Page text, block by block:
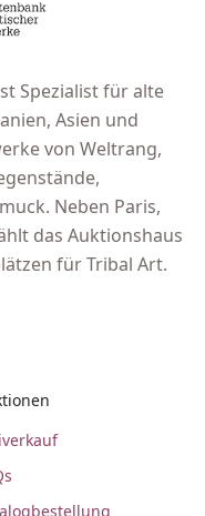
Spezialist für alte
Asien und
von Weltrang,
Neben Paris,
das Auktionshaus
für Tribal Art.